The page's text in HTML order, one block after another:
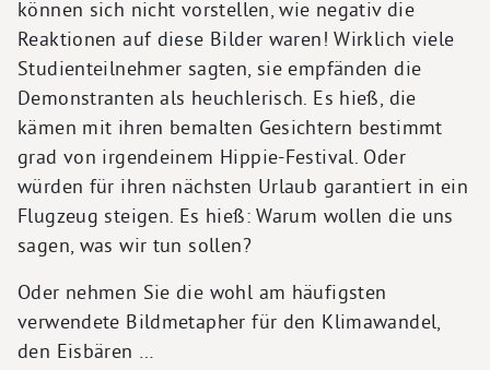
können sich nicht vorstellen, wie negativ die
Reaktionen auf diese Bilder waren! Wirklich viele
Studienteilnehmer sagten, sie empfänden die
Demonstranten als heuchlerisch. Es hieß, die
kämen mit ihren bemalten Gesichtern bestimmt
grad von irgendeinem Hippie-Festival. Oder
würden für ihren nächsten Urlaub garantiert in ein
Flugzeug steigen. Es hieß: Warum wollen die uns
sagen, was wir tun sollen?
Oder nehmen Sie die wohl am häufigsten
verwendete Bildmetapher für den Klimawandel,
den Eisbären …